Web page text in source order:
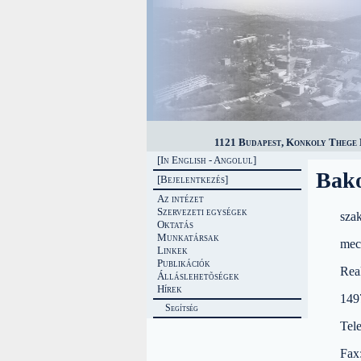
1121 Budapest, Konkoly
[In English - Angolul]
[Bejelentkezés]
Az intézet
Szervezeti egységek
Oktatás
Munkatársak
Linkek
Publikációk
Álláslehetõségek
Hírek
Segítség